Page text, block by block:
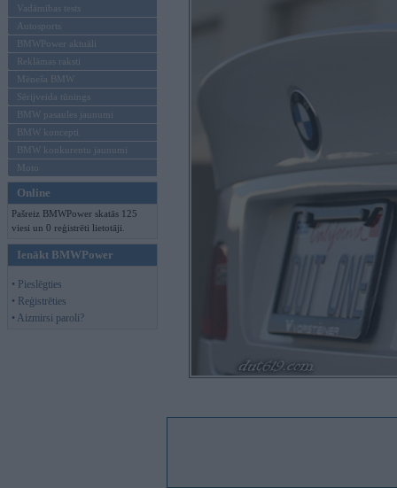
Vadāmības tests
Autosports
BMWPower aktuāli
Reklāmas raksti
Mēneša BMW
Sērijveida tūnings
BMW pasaules jaunumi
BMW koncepti
BMW konkurentu jaunumi
Moto
Online
Pašreiz BMWPower skatās 125
viesi un 0 reģistrēti lietotāji.
Ienākt BMWPower
• Pieslēgties
• Reģistrēties
• Aizmirsi paroli?